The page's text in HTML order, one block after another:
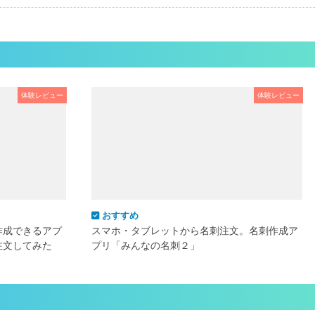
体験レビュー
できるアプ
してみた
体験レビュー
おすすめ
スマホ・タブレットから名刺注文。名刺作成ア
プリ「みんなの名刺２」